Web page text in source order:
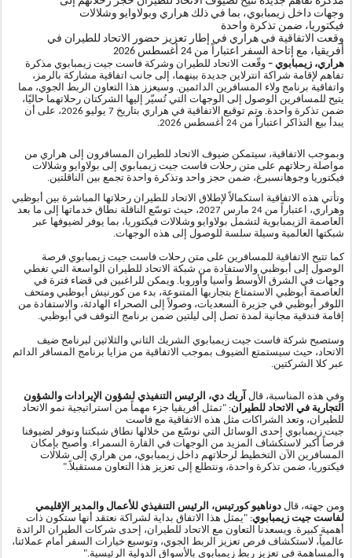
وجهات داخل زيمبابوي، بما في ذلك هراري وبولاوايو وشلالات
فيكتوريا، ضمن تذكرة واحدة
وقعت الاتفاقية في هراري في إطار تعزيز حضور الاتحاد للطيران في
أفريقيا، مع إتاحة السفر اعتباراً من 24 أغسطس 2026
هراري، زيمبابوي – وقّعت الاتحاد للطيران وشركة فاست جيت زيمبابوي مذكرة
تفاهم لإقامة شراكة انترلاين جديدة بينهما، إلى جانب اتفاقية مشاركة بالرمز،
واتفاقية برنامج ولاء المسافرين الدائمين. وسيعزز هذا التعاون الربط الجوي، مما
يتيح للمسافرين الوصول إلى الوجهات التي تُسيّر إليها الشركتان رحلاتهما حاليًا،
ضمن تذكرة واحدة. وتم توقيع الاتفاقية في هراري بتاريخ 7 يوليو 2026، على أن
يبدأ بيع التذاكر اعتباراً من 24 أغسطس 2026.
وبموجب الاتفاقية، سيتمكن ضيوف الاتحاد للطيران المسافرون إلى هراري من
مواصلة رحلاتهم على متن رحلات فاست جيت زيمبابوي إلى بولاوايو وشلالات
فيكتوريا وجوهانسبرغ، ضمن حجز واحد وتذكرة واحدة تجمع بين الناقلتين.
وتأتي هذه الاتفاقية استكمالاً لإطلاق الاتحاد للطيران رحلاتها المباشرة بين أبوظبي
وهراري، اعتباراً من 24 مارس 2027، حيث توسّع الناقلة نطاق خدماتها إلى ما بعد
العاصمة الزيمبابوية لتشمل بولاوايو وشلالات فيكتوريا، بما يوفر لضيوفها عبر
شبكتها العالمية وسيلة سلسة للوصول إلى هذه الوجهات.
كما تتيح الاتفاقية للمسافرين على متن رحلات فاست جيت زيمبابوي فرصة
الوصول إلى أبوظبي والاستفادة من شبكة الاتحاد للطيران الواسعة التي تغطي
وجهات في الشرق الأوسط وآسيا وأوروبا. ويمكن للراغبين في قضاء فترة في
العاصمة أبوظبي الاستمتاع بتجاربها المتنوعة، بدء من كورنيش أبوظبي ومتحف
اللوفر أبوظبي في جزيرة السعديات، وصولاً إلى الصحراء الهادئة، والاستفادة من
إقامة فندقية مجانية لمدة تصل إلى ليلتين ضمن برنامج التوقف في أبوظبي.
وستصبح شركة فاست جيت زيمبابوي الشريك الثاني والثلاثين لبرنامج ضيف
الاتحاد، حيث سيستمتع الضيوف بموجب الاتفاقية من مزايا برنامج المسافر الدائم
عبر كلا الشركتين.
وفي هذه المناسبة، قال
آريك دي، الرئيس التنفيذي لشؤون الإيرادات والشؤون
التجارية في الاتحاد للطيران: "تمثل أفريقيا جزء مهماً من استراتيجية نمو الاتحاد
للطيران، وتعد الشراكات مثل هذه الاتفاقية مع فاست
جيت زيمبابوي إحدى الوسائل التي نوسّع من خلالها نطاق شبكتنا ونوفر لضيوفنا
فرصاً أكبر لاستكشاف المزيد من الوجهات في القارة السمراء. وأصبح بإمكان
المسافرين الآن التخطيط لرحلاتهم داخل زيمبابوي، من هراري إلى شلالات
فيكتوريا، ضمن تذكرة واحدة، ونتطلع إلى تعزيز هذا التعاون مستقبلاً.
"
ومن جهته، قال دوناهيو كورتيس، الرئيس التنفيذي للأعمال والمدير الإقليمي
لفاست جيت زيمبابوي: "يمثل هذا الاتفاق بداية لشراكة نعتقد أنها ستكون ذات
أهمية كبيرة. ويسعدنا التعاون مع الاتحاد للطيران، إحدى شركات الطيران الرائدة
عالمياً، لاستكشاف فرص تعزيز الربط الجوي، وتوسيع خيارات السفر أمام عملائنا،
والمساهمة في تعزيز ربط زيمبابوي بالأسواق الدولية الرئيسية.
"